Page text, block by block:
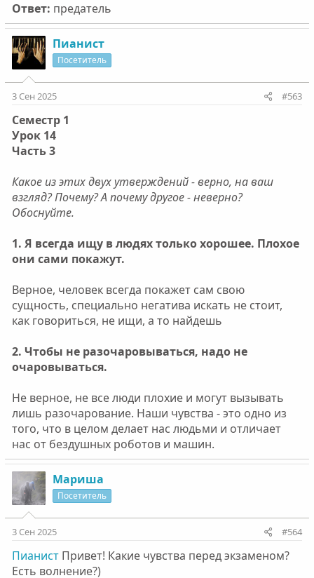
Ответ: предатель
Пианист
Посетитель
3 Сен 2025 #563
Семестр 1
Урок 14
Часть 3
Какое из этих двух утверждений - верно, на ваш
взгляд? Почему? А почему другое - неверно?
Обоснуйте.
1. Я всегда ищу в людях только хорошее. Плохое
они сами покажут.
Верное, человек всегда покажет сам свою
сущность, специально негатива искать не стоит,
как говориться, не ищи, а то найдешь
2. Чтобы не разочаровываться, надо не
очаровываться.
Не верное, не все люди плохие и могут вызывать
лишь разочарование. Наши чувства - это одно из
того, что в целом делает нас людьми и отличает
нас от бездушных роботов и машин.
Мариша
Посетитель
3 Сен 2025 #564
ПианистПривет! Какие чувства перед экзаменом?
Есть волнение?)